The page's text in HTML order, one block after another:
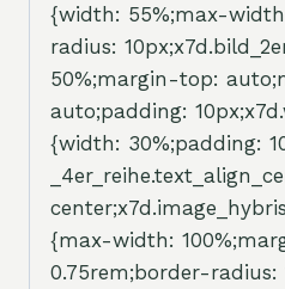
{width: 55%;max-
radius:
50%;margin-top:
auto;padding:
{width: 30%;padding:
{max-width:
0.75rem;border-radius: